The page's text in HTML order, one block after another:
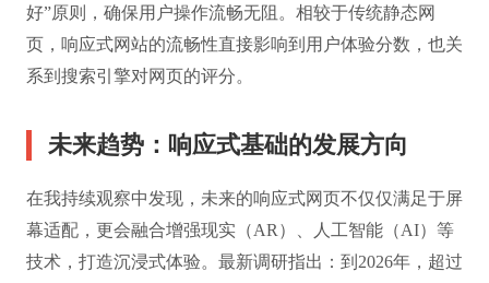
好”原则，确保用户操作流畅无阻。相较于传统静态网
页，响应式网站的流畅性直接影响到用户体验分数，也关
系到搜索引擎对网页的评分。
未来趋势：响应式基础的发展方向
在我持续观察中发现，未来的响应式网页不仅仅满足于屏
幕适配，更会融合增强现实（AR）、人工智能（AI）等
技术，打造沉浸式体验。最新调研指出：到2026年，超过